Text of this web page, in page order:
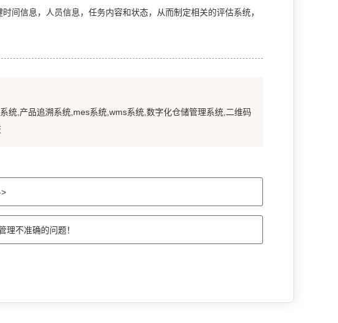
间信息，人员信息，任务内容和状态，从而制定相关的评估系统，
统,产品追溯系统,mes系统,wms系统,数字化仓储管理系统,二维码
理不准确的问题！